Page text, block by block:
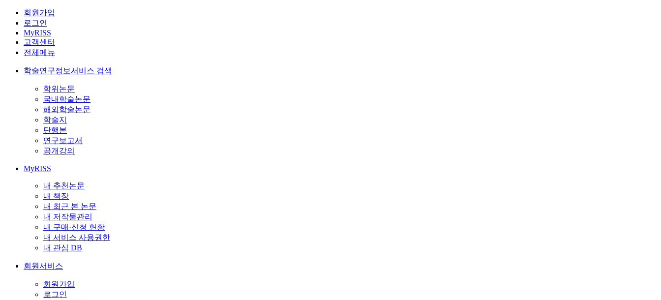
회원가입
로그인
MyRISS
고객센터
전체메뉴
학술연구정보서비스 검색
학위논문
국내학술논문
해외학술논문
학술지
단행본
연구보고서
공개강의
MyRISS
내 추천논문
내 책장
내 최근 본 논문
내 저작물관리
내 구매·신청 현황
내 서비스 사용권한
내 관심 DB
회원서비스
회원가입
로그인